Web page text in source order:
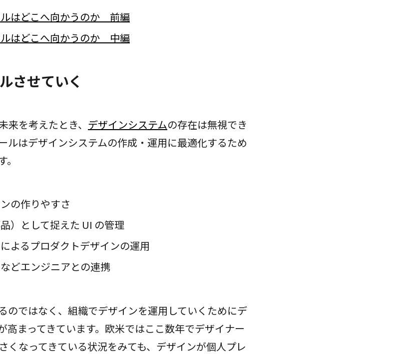
はどこへ向かうのか 前編
はどこへ向かうのか 中編
させていく
を考えたとき、 デザインシステムの存在は無視でき
ルはデザインシステムの作成・運用に最適化するため
の作りやすさ
）として捉えた UI の管理
よるプロダクトデザインの運用
どエンジニアとの連携
のではなく、組織でデザインを運用していくためにデ
高まってきています。欧米ではここ数年でデザイナー
くなってきている状況をみても、デザインが個人プレ